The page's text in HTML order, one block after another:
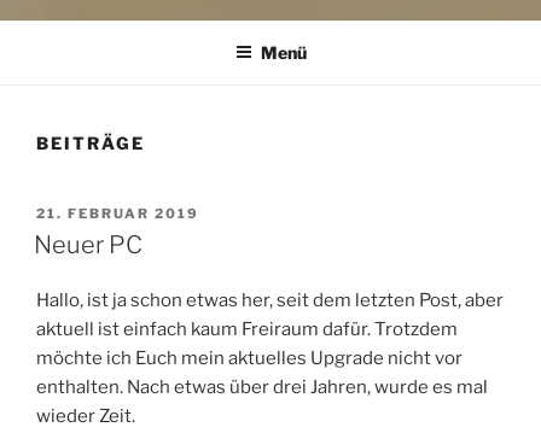
Menü
BEITRÄGE
VERÖFFENTLICHT
AM
21. FEBRUAR 2019
Neuer PC
Hallo, ist ja schon etwas her, seit dem letzten Post, aber
aktuell ist einfach kaum Freiraum dafür. Trotzdem
möchte ich Euch mein aktuelles Upgrade nicht vor
enthalten. Nach etwas über drei Jahren, wurde es mal
wieder Zeit.